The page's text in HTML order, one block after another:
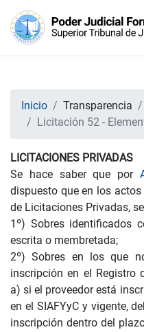
Inicio Transparencia
Licitación 52 -
LICITACIONES PRIVADAS
Se hace saber que por
dispuesto que en los
de Licitaciones Privadas,
1º) Sobres identificados
escrita o membretada;
2º) Sobres en los que
inscripción en el Registro
a) si el proveedor está
en el SIAFYyC y vigente,
inscripción dentro del